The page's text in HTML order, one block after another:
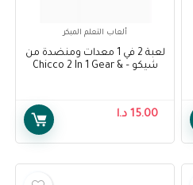
ألعاب التعلم المبكر
لعبة 2 في 1 معدات ومنضدة من
شيكو – Chicco 2 In 1 Gear &
15.00 د.ا